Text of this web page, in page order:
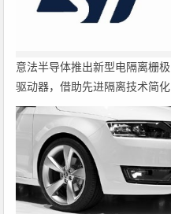
意法半导体推出新型电隔离栅极
驱动器，借助先进隔离技术简化
电源设计